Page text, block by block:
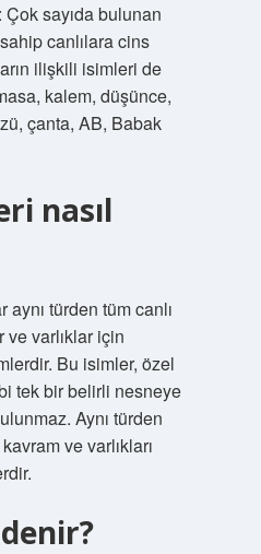
Çok sayıda bulunan
canlılara cins
ilişkili isimleri de
kalem, düşünce,
çanta, AB, Babak
nasıl
türden tüm canlı
ve varlıklar için
Bu isimler, özel
tek bir belirli nesneye
Aynı türden
ve varlıkları